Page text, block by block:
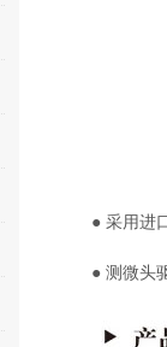
● 采用进
● 测微头